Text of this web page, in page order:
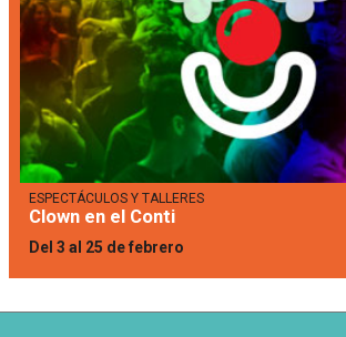
ESPECTÁCULOS Y TALLERES
Clown en el Conti
Del 3 al 25 de febrero